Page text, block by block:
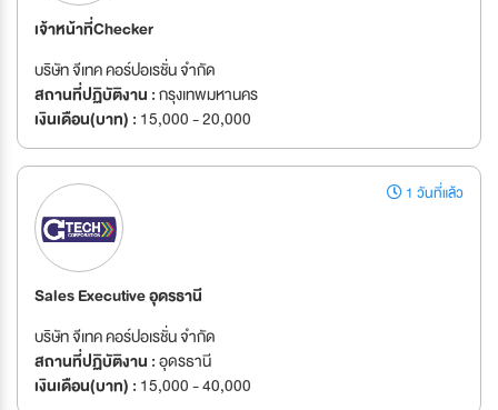
เจ้าหน้าที่Checker
บริษัท จีเทค คอร์ปอเรชั่น จำกัด
สถานที่ปฏิบัติงาน :กรุงเทพมหานคร
เงินเดือน(บาท) : 15,000 - 20,000
1 วันที่แล้ว
Sales Executive อุดรธานี
บริษัท จีเทค คอร์ปอเรชั่น จำกัด
สถานที่ปฏิบัติงาน :อุดรธานี
เงินเดือน(บาท) : 15,000 - 40,000